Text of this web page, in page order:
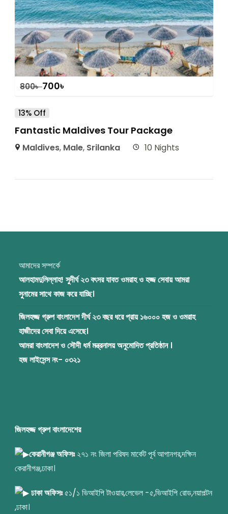
800৳ 700৳
13% Off
Fantastic Maldives Tour Package
Maldives, Male, Srilanka 10 Nights
আমাদের সম্পর্কে
আলহামদুলিল্লাহ! সুদীর্ঘ ২৩ বৎসর যাবত ওমরাহ ও হজ্জ সেবায় আমরা
সুনামের সাথে কাজ করে যাচ্ছি।
জিলহজ্জ গ্রুপ বাংলাদেশ দীর্ঘ ২৩ বছর ধরে প্রায় ১৬০০০ হজ ও ওমরাহ
হাজীদের সেবা দিয়ে এসেছে।
আমরা বাংলাদেশ ও সৌদী ধর্ম মন্ত্রনালয় অনুমোদিত প্রতিষ্ঠান ।
হজ লাইসেন্স নং- ০৩২১
জিলহজ্জ গ্রুপ বাংলাদেশের
কেরানীগঞ্জ অফিসঃ২৭১ নং জিলা পরিষদ মার্কেট পূর্ব আগানগর,দক্ষিন
কেরানীগঞ্জ,ঢাকা।
ঢাকা অফিসঃ৫১/১ ভিআইপি টাওয়ার,লেভেল -৫,ভিআইপি রোড,নয়াপল্টন
,ঢাকা।